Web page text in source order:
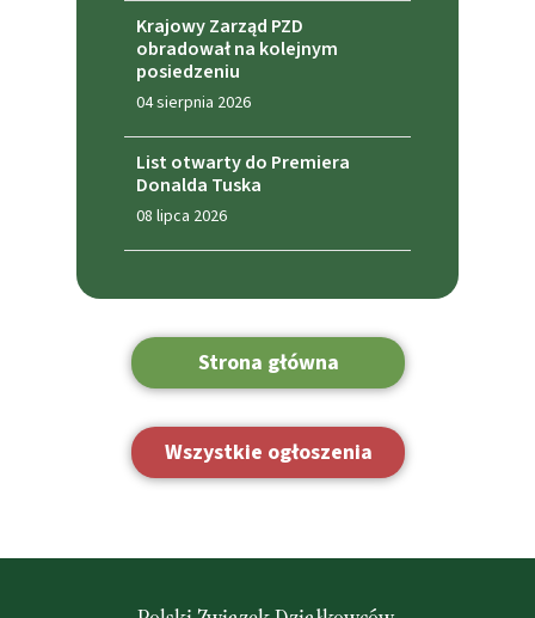
Krajowy Zarząd PZD
obradował na kolejnym
posiedzeniu
04 sierpnia 2026
List otwarty do Premiera
Donalda Tuska
08 lipca 2026
Wszystkie ogłoszenia
Strona główna